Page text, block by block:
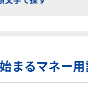
始まるマネー